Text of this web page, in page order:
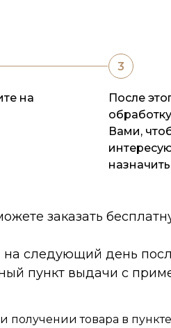
на
После
Вами,
заказать
следующий день
пункт выдачи с
получении товара в